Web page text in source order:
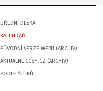
ÚŘEDNÍ DESKA
KALENDÁŘ
PŮVODNÍ VERZE WEBU (ARCHIV)
AKTUALNE.CCSH.CZ (ARCHIV)
PODLE ŠTÍTKŮ